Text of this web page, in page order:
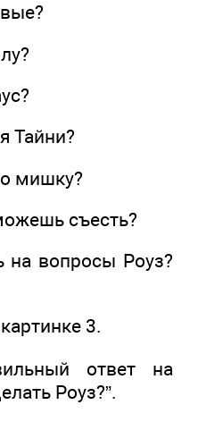
Тайни?
мишку?
съесть?
на вопросы Роуз?
3.
ответ на
Роуз?”.